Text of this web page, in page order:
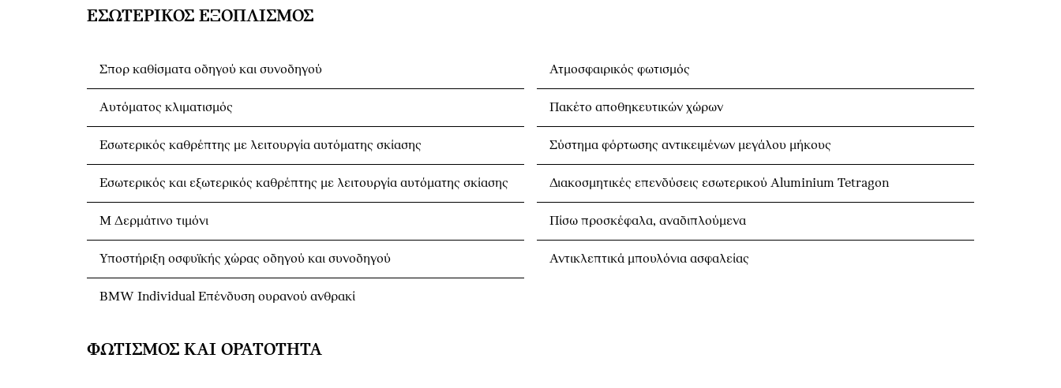
ΕΣΩΤΕΡΙΚΌΣ ΕΞΟΠΛΙΣΜΌΣ
Σπορ καθίσματα οδηγού και συνοδηγού
Αυτόματος κλιματισμός
Εσωτερικός καθρέπτης με λειτουργία αυτόματης σκίασης
Εσωτερικός και εξωτερικός καθρέπτης με λειτουργία αυτόματης σκίασης
Μ Δερμάτινο τιμόνι
Υποστήριξη οσφυϊκής χώρας οδηγού και συνοδηγού
BMW Individual Eπένδυση ουρανού ανθρακί
Ατμοσφαιρικός φωτισμός
Πακέτο αποθηκευτικών χώρων
Σύστημα φόρτωσης αντικειμένων μεγάλου μήκους
Διακοσμητικές επενδύσεις εσωτερικού Aluminium Tetragon
Πίσω προσκέφαλα, αναδιπλούμενα
Αντικλεπτικά μπουλόνια ασφαλείας
ΦΩΤΙΣΜΌΣ ΚΑΙ ΟΡΑΤΌΤΗΤΑ